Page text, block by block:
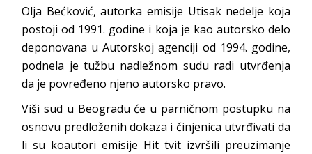
Olja Bećković, autorka emisije Utisak nedelje koja
postoji od 1991. godine i koja je kao autorsko delo
deponovana u Autorskoj agenciji od 1994. godine,
podnela je tužbu nadležnom sudu radi utvrđenja
da je povređeno njeno autorsko pravo.
Viši sud u Beogradu će u parničnom postupku na
osnovu predloženih dokaza i činjenica utvrđivati da
li su koautori emisije Hit tvit izvršili preuzimanje